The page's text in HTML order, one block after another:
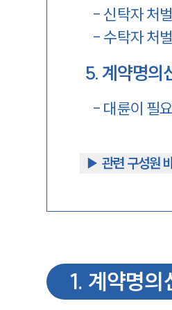
- 신탁자 처
- 수탁자 처
5.계약명의
- 대륜이 필
▶︎ 관련 구성원
1. 계약명의